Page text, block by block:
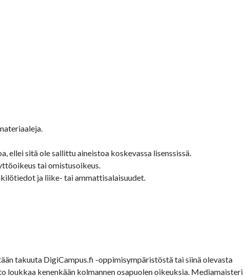
ellei sitä ole sallittu aineistoa koskevassa lisenssissä.
tai omistusoikeus.
ja liike- tai ammattisalaisuudet.
takuuta DigiCampus.fi -oppimisympäristöstä tai siinä olevasta
kenenkään kolmannen osapuolen oikeuksia. Mediamaisteri